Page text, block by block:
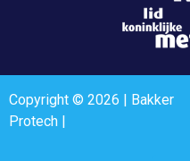
Copyright © 2026 | Bakker
Protech |